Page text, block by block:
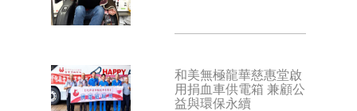
和美無極龍華慈惠堂啟
用捐血車供電箱 兼顧公
益與環保永續